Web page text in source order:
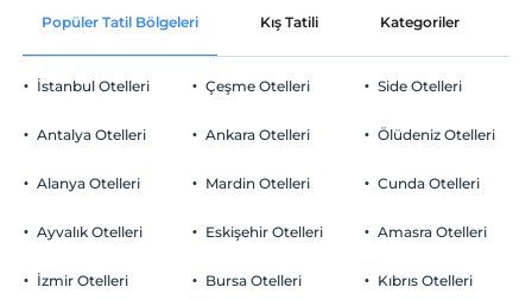
Otopark (Tesis disinda)
Evcil Hayvan
Sigara
Çocuklar
Tesisin ücretsiz çocuk politkası yoktur
Odaya canlı çiçek
Oda süslemesi
Popüler Tatil Bölgeleri Kış Tatili Kategoriler
İstanbul Otelleri
Antalya Otelleri
Alanya Otelleri
Ayvalık Otelleri
İzmir Otelleri
Çeşme Otelleri
Ankara Otelleri
Mardin Otelleri
Eskişehir Otelleri
Bursa Otelleri
Side Otelleri
Ölüdeniz Otelleri
Cunda Otelleri
Amasra Otelleri
Kıbrıs Otelleri